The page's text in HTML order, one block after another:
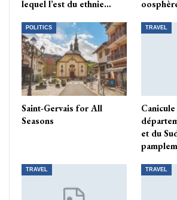
lequel l’est du ethnie…
POLITICS
Saint-Gervais for All
Seasons
TRAVEL
et du
TRAVEL TRAVEL